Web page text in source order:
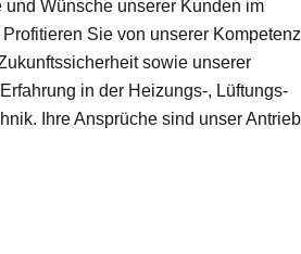
und Wünsche unserer Kunden im
Sie von unserer
sowie unserer
in der Heizungs-, Lüftungs-
Ihre Ansprüche sind unser